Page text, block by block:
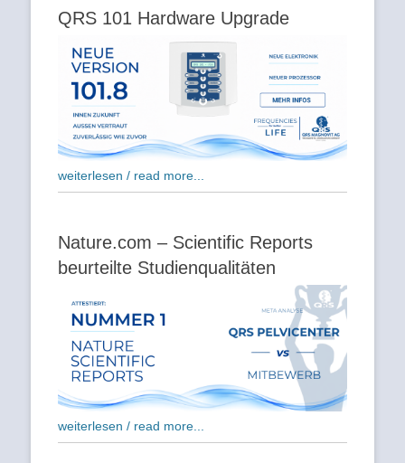
QRS 101 Hardware Upgrade
weiterlesen / read more...
Nature.com – Scientific Reports
beurteilte Studienqualitäten
weiterlesen / read more...